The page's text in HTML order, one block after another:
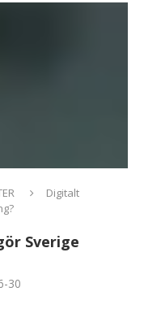
Digitalt
Sverige
30